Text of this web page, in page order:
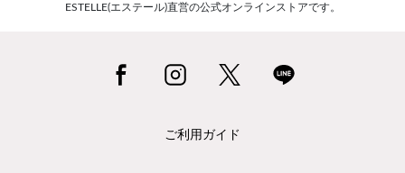
ESTELLE(エステール)直営の公式オンラインストアです。
ご利用ガイド